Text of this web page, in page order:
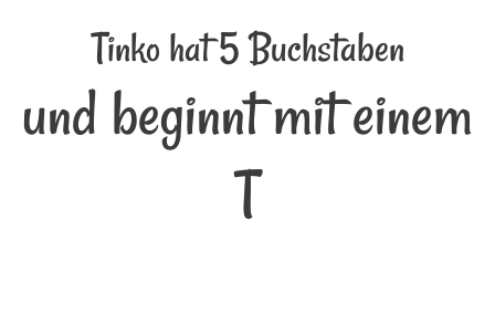
Tinko hat 5 Buchstaben
und beginnt mit einem
T